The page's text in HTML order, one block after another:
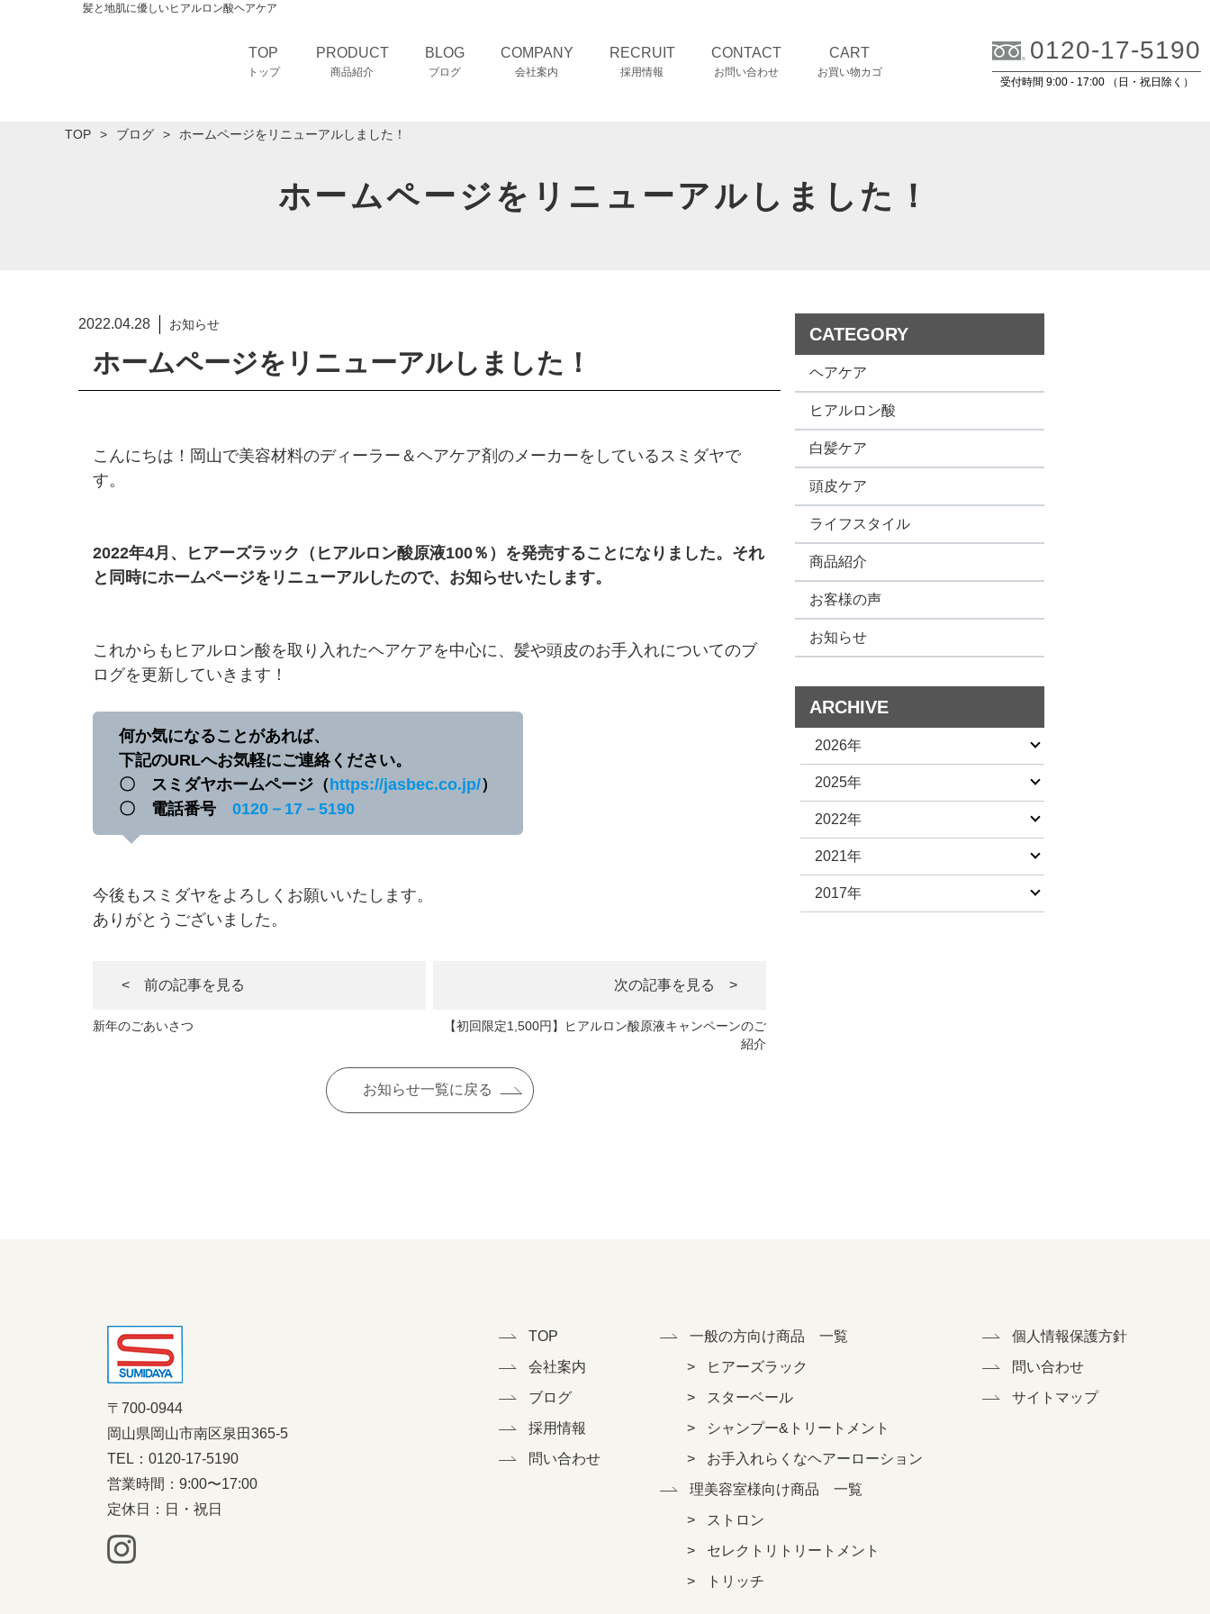
髪と地肌に優しいヒアルロン酸ヘアケア
TOP
トップ
PRODUCT
商品紹介
BLOG
ブログ
COMPANY
会社案内
RECRUIT
採用情報
CONTACT
お問い合わせ
CART
お買い物カゴ
0120-17-5190
受付時間 9:00 - 17:00 （日・祝日除く）
TOP ブログ ホームページをリニューアルしました！
ホームページをリニューアルしました！
2022.04.28 お知らせ
ホームページをリニューアルしました！
こんにちは！岡山で美容材料のディーラー＆ヘアケア剤のメーカーをしているスミダヤで
す。
2022年4月、ヒアーズラック（ヒアルロン酸原液100％）を発売することになりました。それ
と同時にホームページをリニューアルしたので、お知らせいたします。
これからもヒアルロン酸を取り入れたヘアケアを中心に、髪や頭皮のお手入れについてのブ
ログを更新していきます！
何か気になることがあれば、
下記のURLへお気軽にご連絡ください。
〇 スミダヤホームページ（ https://jasbec.co.jp/）
〇 電話番号 0120－17－5190
今後もスミダヤをよろしくお願いいたします。
ありがとうございました。
< 前の記事を見る
新年のごあいさつ
次の記事を見る >
【初回限定1,500円】ヒアルロン酸原液キャンペーンのご
紹介
お知らせ一覧に戻る
CATEGORY
ヘアケア
ヒアルロン酸
白髪ケア
頭皮ケア
ライフスタイル
商品紹介
お客様の声
お知らせ
ARCHIVE
2026年
2025年
2022年
2021年
2017年
〒700-0944
岡山県岡山市南区泉田365-5
TEL：0120-17-5190
営業時間：9:00〜17:00
定休日：日・祝日
TOP
会社案内
ブログ
採用情報
問い合わせ
一般の方向け商品 一覧
ヒアーズラック
スターベール
シャンプー&トリートメント
お手入れらくなヘアーローション
理美容室様向け商品 一覧
ストロン
セレクトリトリートメント
トリッチ
個人情報保護方針
問い合わせ
サイトマップ